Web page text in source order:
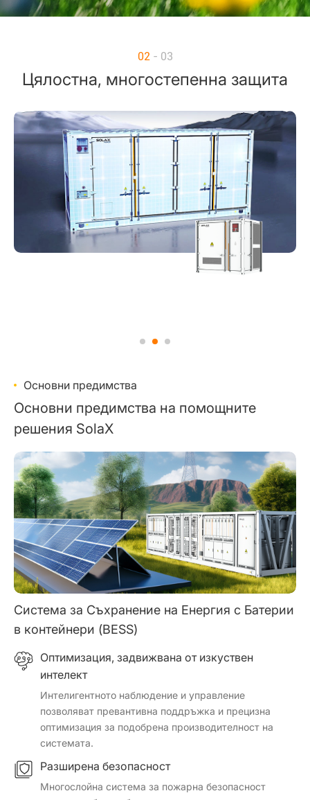
03- 03
По-ниска Изравнени Разходи за
Основни предимства
Основни предимства на помощните
решения SolaX
Система за Съхранение на Енергия с Батерии
в контейнери (BESS)
Оптимизация, задвижвана от изкуствен
интелект
Интелигентното наблюдение и управление
позволяват превантивна поддръжка и прецизна
оптимизация за подобрена производителност на
системата.
Разширена безопасност
Многослойна система за пожарна безопасност